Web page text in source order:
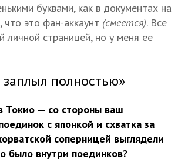
буквами, как в документах на
что это фан-аккаунт (смеется). Все
личной страницей, но у меня ее
заплыл полностью»
Токио — со стороны ваш
с японкой и схватка за
соперницей выглядели
было внутри поединков?